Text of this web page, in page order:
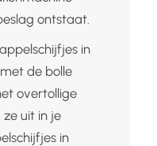
ontstaat.
in
de bolle
overtollige
uit in je
in